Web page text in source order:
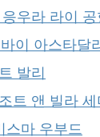
우라 라이 공
이 아스타달
발리
트 앤 빌라 세
스마 우부드